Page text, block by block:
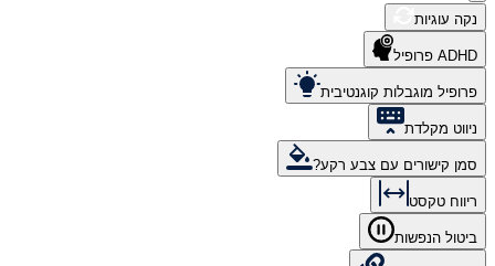
נקה עוגיות
ADHD פרופיל
פרופיל מוגבלות קוגנטיבית
ניווט מקלדת
סמן קישורים עם צבע רקע?
ריווח טקסט
ביטול הנפשות